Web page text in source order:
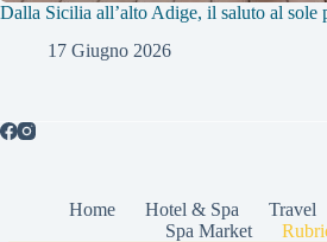
Dalla Sicilia all’alto Adige, il saluto al sole
17 Giugno 2026
Home Hotel & Spa Travel
Spa Market